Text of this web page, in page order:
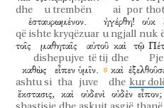
dhe u trembën ai por
ἐσταυρωμένον.
që ishte kryqëzuar
ἠγέρθη!
u ngjall
οὐκ
nuk
τοῖς μαθηταῖς
dishepujve
αὐτοῦ
të tij
καὶ
dhe
τῷ
καθὼς
ashtu si
εἶπεν
tha
ὑμῖν.
juve
καὶ
dhe kur
ἔκστασις, καὶ οὐδενὶ οὐδὲν εἶπον;